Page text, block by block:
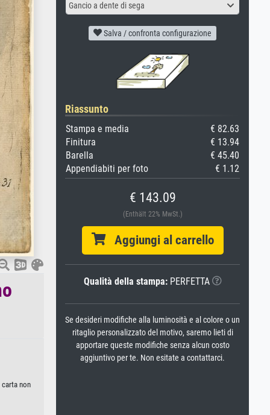
non
Gancio a dente di sega
Salva / confronta configurazione
Riassunto
Stampa e media
€ 82.63
Finitura
€ 13.94
Barella
€ 45.40
Appendiabiti per foto
€ 1.12
€ 143.09
(Enthält 22% MwSt.)
Aggiungi al carrello
Qualità della stampa:PERFETTA
Se desideri modifiche alla luminosità e al colore o un
ritaglio personalizzato del motivo, saremo lieti di
apportare queste modifiche senza alcun costo
aggiuntivo per te. Non esitate a contattarci.